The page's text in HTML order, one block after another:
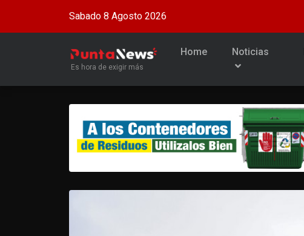
Sabado 8 Agosto 2026
Es hora de exigir más
Home Noticias